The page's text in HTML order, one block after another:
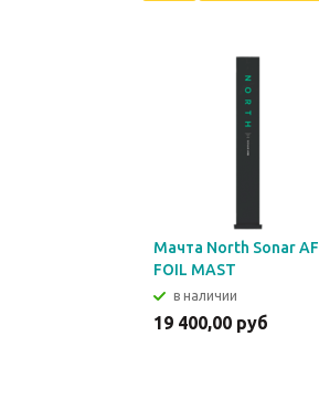
Мачта North Sonar AF
FOIL MAST
в наличии
19 400,00 руб